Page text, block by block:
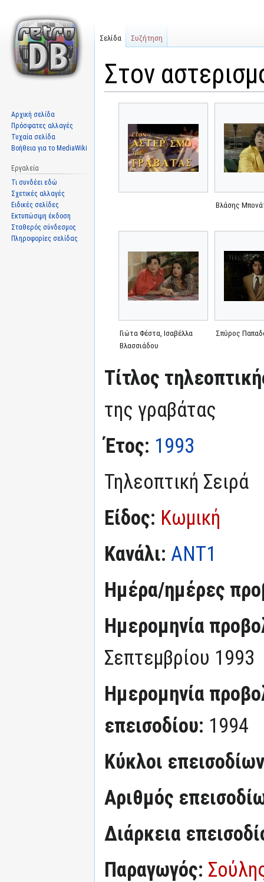
Στον
πλοήγηση
αναζήτηση
Βλάσης
Γιώτα Φέστα, Ισαβέλλα
Βλασσιάδου
Σπύρος
Τίτλος
της γραβάτας
Έτος: 1993
Τηλεοπτική Σειρά
Είδος: Κωμική
Κανάλι: ΑΝΤ1
Ημέρα/ημέρες
Ημερομηνία
Σεπτεμβρίου 1993
Ημερομηνία
επεισοδίου: 1994
Κύκλοι
Αριθμός
Διάρκεια
Παραγωγός:
Σελίδα Συζήτηση
Αρχική σελίδα
Πρόσφατες αλλαγές
Τυχαία σελίδα
Βοήθεια για το MediaWiki
Εργαλεία
Τι συνδέει εδώ
Σχετικές αλλαγές
Ειδικές σελίδες
Εκτυπώσιμη έκδοση
Σταθερός σύνδεσμος
Πληροφορίες σελίδας